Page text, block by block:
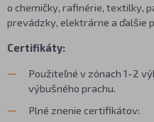
o chemičky, rafinérie, textilky,
prevádzky, elektrárne a ďalšie
Certifikáty:
Použiteľné v zónach 1-2
výbušného prachu.
Plné znenie certifikátov: